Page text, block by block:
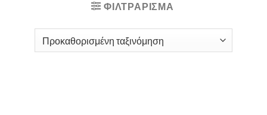
ΦΙΛΤΡΆΡΙΣΜΑ